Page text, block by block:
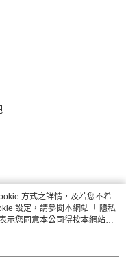
方式之詳情，及若您不希
設定，請參閱本網站「 隱私
示您同意本公司得按本網站使